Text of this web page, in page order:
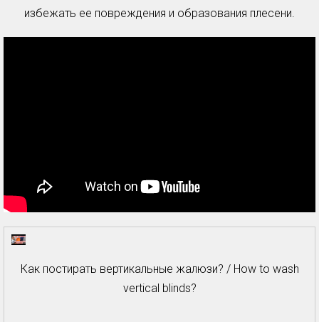
избежать ее повреждения и образования плесени.
Как постирать вертикальные жалюзи? / How to wash
vertical blinds?